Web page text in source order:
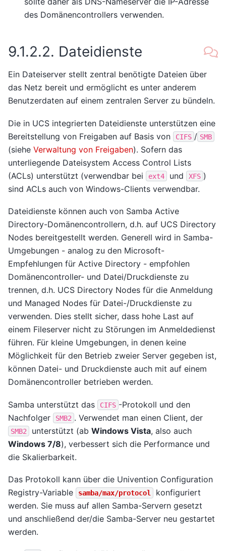
des Domänencontrollers verwenden.
9.1.2.2. Dateidienste
Ein Dateiserver stellt zentral benötigte Dateien über
das Netz bereit und ermöglicht es unter anderem
Benutzerdaten auf einem zentralen Server zu bündeln.
Die in UCS integrierten Dateidienste unterstützen eine
Bereitstellung von Freigaben auf Basis von
CIFS / SMB
(siehe Verwaltung von Freigaben). Sofern das
unterliegende Dateisystem Access Control Lists
(ACLs) unterstützt (verwendbar bei
ext4 und XFS )
sind ACLs auch von Windows-Clients verwendbar.
Dateidienste können auch von Samba Active
Directory-Domänencontrollern, d.h. auf UCS Directory
Nodes bereitgestellt werden. Generell wird in Samba-
Umgebungen - analog zu den Microsoft-
Empfehlungen für Active Directory - empfohlen
Domänencontroller- und Datei/Druckdienste zu
trennen, d.h. UCS Directory Nodes für die Anmeldung
und Managed Nodes für Datei-/Druckdienste zu
verwenden. Dies stellt sicher, dass hohe Last auf
einem Fileserver nicht zu Störungen im Anmeldedienst
führen. Für kleine Umgebungen, in denen keine
Möglichkeit für den Betrieb zweier Server gegeben ist,
können Datei- und Druckdienste auch mit auf einem
Domänencontroller betrieben werden.
Samba unterstützt das CIFS -Protokoll und den
Nachfolger
SMB2 . Verwendet man einen Client, der
SMB2 unterstützt (ab Windows Vista, also auch
Windows 7/8), verbessert sich die Performance und
die Skalierbarkeit.
Das Protokoll kann über die Univention Configuration
Registry-Variable
samba/max/protocol
konfiguriert
werden. Sie muss auf allen Samba-Servern gesetzt
und anschließend der/die Samba-Server neu gestartet
werden.